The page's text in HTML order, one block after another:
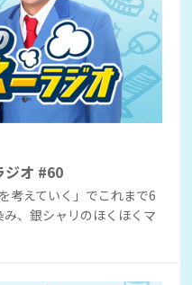
ジオ #60
考えていく」でこれまで6
、銀シャリのほくほくマ